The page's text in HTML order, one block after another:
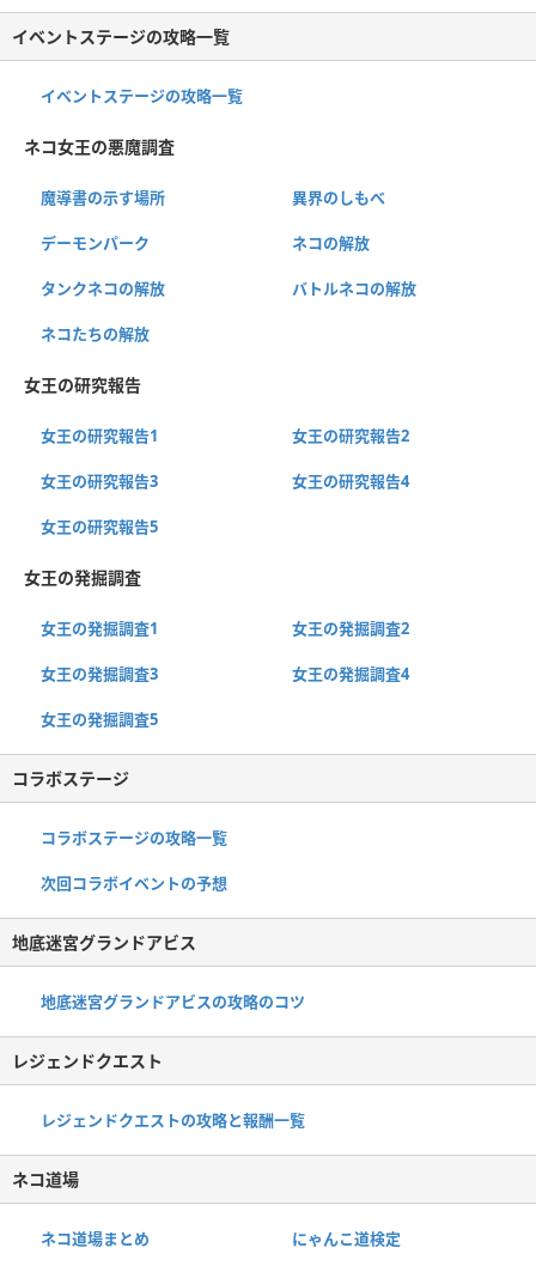
イベントステージの攻略一覧
イベントステージの攻略一覧
ネコ女王の悪魔調査
魔導書の示す場所 異界のしもべ
デーモンパーク ネコの解放
タンクネコの解放 バトルネコの解放
ネコたちの解放
女王の研究報告
女王の研究報告1 女王の研究報告2
女王の研究報告3 女王の研究報告4
女王の研究報告5
女王の発掘調査
女王の発掘調査1 女王の発掘調査2
女王の発掘調査3 女王の発掘調査4
女王の発掘調査5
コラボステージ
コラボステージの攻略一覧
次回コラボイベントの予想
地底迷宮グランドアビス
地底迷宮グランドアビスの攻略のコツ
レジェンドクエスト
レジェンドクエストの攻略と報酬一覧
ネコ道場
ネコ道場まとめ にゃんこ道検定